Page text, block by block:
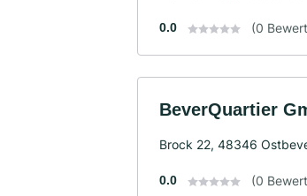
0.0 (0
BeverQuartier
Brock 22, 48346
0.0 (0